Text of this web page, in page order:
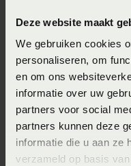
Deze website maakt
We gebruiken cookies
personaliseren, om
en om ons
informatie over uw
partners voor social
partners kunnen deze
informatie die u aan ze
verzameld op basis
jouw nek en hoofd
ondersteunen. Ze zijn
materialen en
synthetische vulling
hun specifieke vorm
nek en rug
een comfortabele
helpen jouw houding